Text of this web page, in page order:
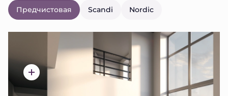
Предчистовая Scandi Nordic